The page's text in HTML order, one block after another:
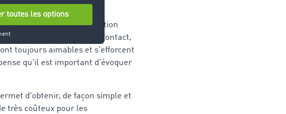
ajoute Rudinski.
positif de la collaboration
avec laquelle j'ai été en contact,
toujours aimables et s'efforcent
qu'il est important d'évoquer
d'obtenir, de façon simple et
très coûteux pour les